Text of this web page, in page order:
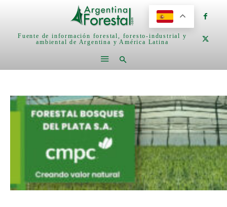
Fuente de información forestal, foresto-industrial y
ambiental de Argentina y América Latina